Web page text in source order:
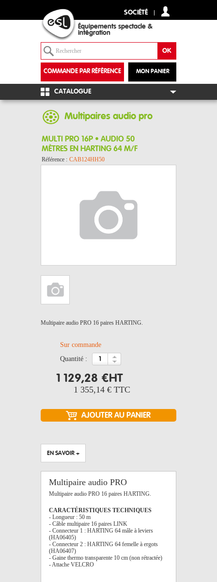
SOCIÉTÉ
Équipements spectacle &
intégration
MON PANIER
COMMANDE PAR RÉFÉRENCE
+
CATALOGUE
Multipaires audio pro
MULTI PRO 16P • AUDIO 50
MÈTRES EN HARTING 64 M/F
Référence : CAB124HH50
Multipaire audio PRO 16 paires HARTING.
Sur commande
quantité :
1 129,28 €HT
1 355,14 € TTC
EN SAVOIR +
Multipaire audio PRO
Multipaire audio PRO 16 paires HARTING.
CARACTÉRISTIQUES TECHNIQUES
- Longueur : 50 m
- Câble multipaire 16 paires LINK
- Connecteur 1 : HARTING 64 mâle à leviers
(HA06405)
- Connecteur 2 : HARTING 64 femelle à ergots
(HA06407)
- Gaine thermo transparente 10 cm (non rétractée)
- Attache VELCRO